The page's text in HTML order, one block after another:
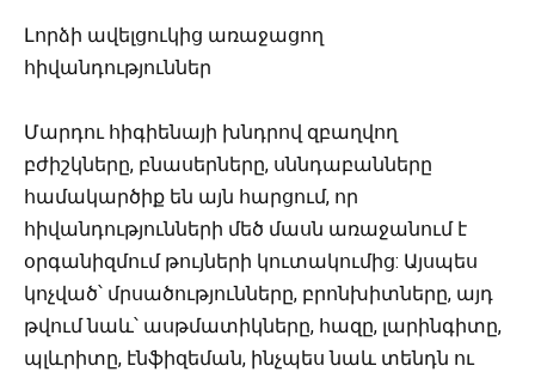
Լորձի ավելցուկից առաջացող
հիվանդություններ
Մարդու հիգիենայի խնդրով զբաղվող
բժիշկները, բնասերները, սննդաբանները
համակարծիք են այն հարցում, որ
հիվանդությունների մեծ մասն առաջանում է
օրգանիզմում թույների կուտակումից: Այսպես
կոչված՝ մրսածությունները, բրոնխիտները, այդ
թվում նաև՝ ասթմատիկները, հազը, լարինգիտը,
պլևրիտը, էնֆիզեման, ինչպես նաև տենդն ու